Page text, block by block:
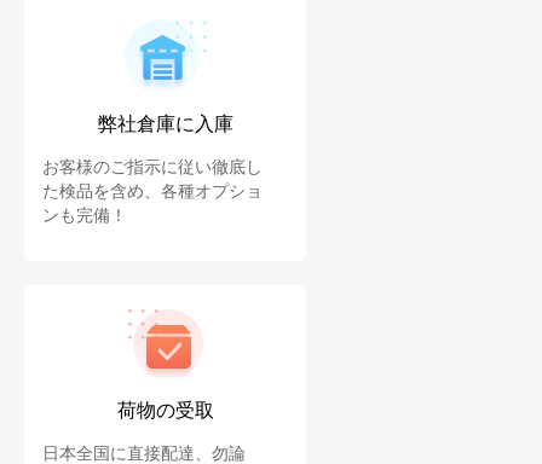
弊社倉庫に入庫
お客様のご指示に従い徹底し
た検品を含め、各種オプショ
ンも完備！
荷物の受取
日本全国に直接配達、勿論